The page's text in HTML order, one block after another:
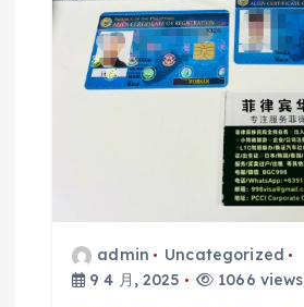
admin
Uncategorized
9 4 月, 2025
1066 views